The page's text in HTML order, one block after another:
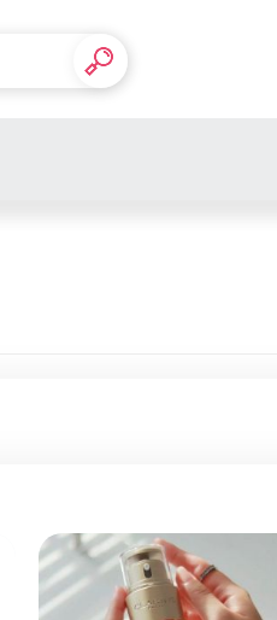
【克蘭詩】
【蘭蔻 Lancôme】